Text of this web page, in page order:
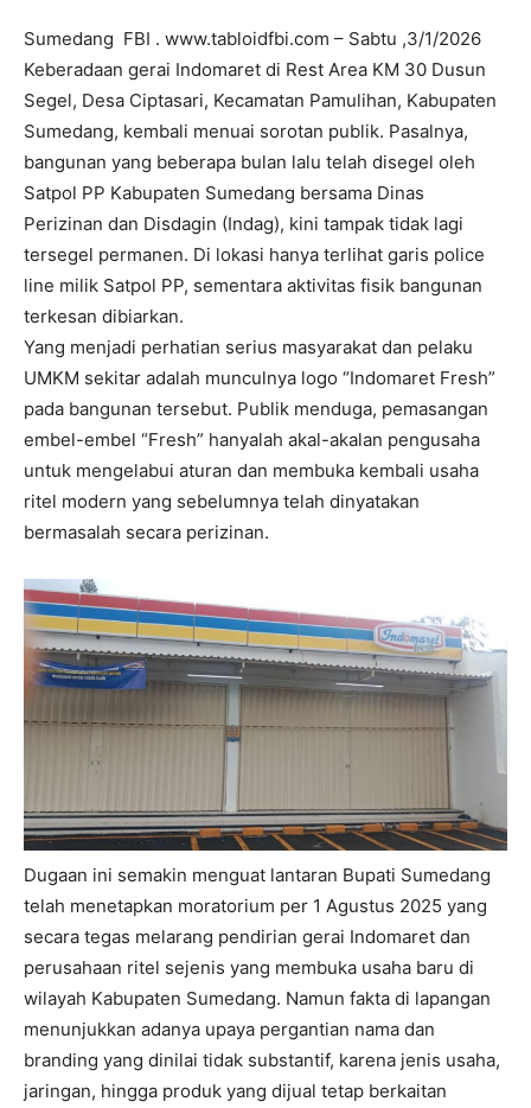
Sumedang FBI . www.tabloidfbi.com – Sabtu ,3/1/2026
Keberadaan gerai Indomaret di Rest Area KM 30 Dusun
Segel, Desa Ciptasari, Kecamatan Pamulihan, Kabupaten
Sumedang, kembali menuai sorotan publik. Pasalnya,
bangunan yang beberapa bulan lalu telah disegel oleh
Satpol PP Kabupaten Sumedang bersama Dinas
Perizinan dan Disdagin (Indag), kini tampak tidak lagi
tersegel permanen. Di lokasi hanya terlihat garis police
line milik Satpol PP, sementara aktivitas fisik bangunan
terkesan dibiarkan.
Yang menjadi perhatian serius masyarakat dan pelaku
UMKM sekitar adalah munculnya logo “Indomaret Fresh”
pada bangunan tersebut. Publik menduga, pemasangan
embel-embel “Fresh” hanyalah akal-akalan pengusaha
untuk mengelabui aturan dan membuka kembali usaha
ritel modern yang sebelumnya telah dinyatakan
bermasalah secara perizinan.
Dugaan ini semakin menguat lantaran Bupati Sumedang
telah menetapkan moratorium per 1 Agustus 2025 yang
secara tegas melarang pendirian gerai Indomaret dan
perusahaan ritel sejenis yang membuka usaha baru di
wilayah Kabupaten Sumedang. Namun fakta di lapangan
menunjukkan adanya upaya pergantian nama dan
branding yang dinilai tidak substantif, karena jenis usaha,
jaringan, hingga produk yang dijual tetap berkaitan